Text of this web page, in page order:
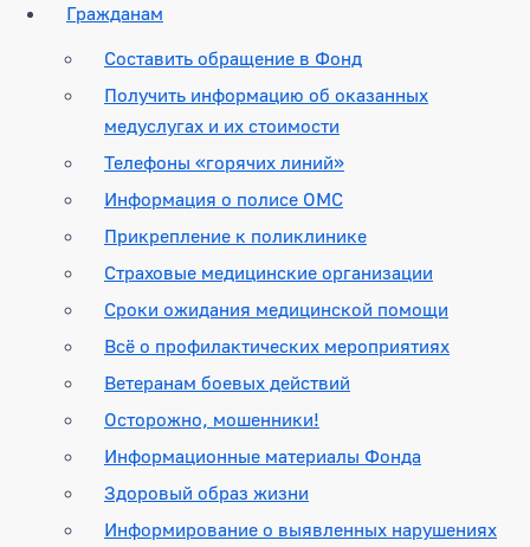
Гражданам
Составить обращение в Фонд
Получить информацию об оказанных
медуслугах и их стоимости
Телефоны «горячих линий»
Информация о полисе ОМС
Прикрепление к поликлинике
Страховые медицинские организации
Сроки ожидания медицинской помощи
Всё о профилактических мероприятиях
Ветеранам боевых действий
Осторожно, мошенники!
Информационные материалы Фонда
Здоровый образ жизни
Информирование о выявленных нарушениях